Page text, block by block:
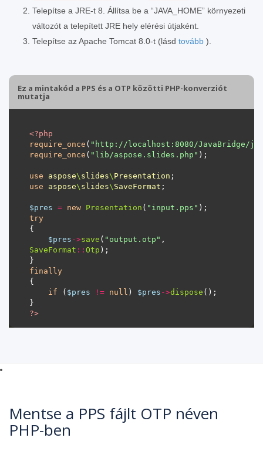
Telepítse a JRE-t 8. Állítsa be a “JAVA_HOME” környezeti
változót a telepített JRE hely elérési útjaként.
Telepítse az Apache Tomcat 8.0-t (lásd tovább ).
Ez a mintakód a PPS és a OTP közötti PHP-konverziót
mutatja
<?php
require_once ( "http://localhost:8080/JavaBridge/
require_once ( "lib/aspose.slides.php"
use aspose\ slides\ Presentation
use
aspose\ slides\ SaveFormat
$pres = new Presentation ( "input.pps"
try
$pres ->save ( "output.otp"
SaveFormat :: Otp
finally
if ( $pres != null ) $pres ->dispose
?>
Mentse a PPS fájlt OTP néven
PHP-ben